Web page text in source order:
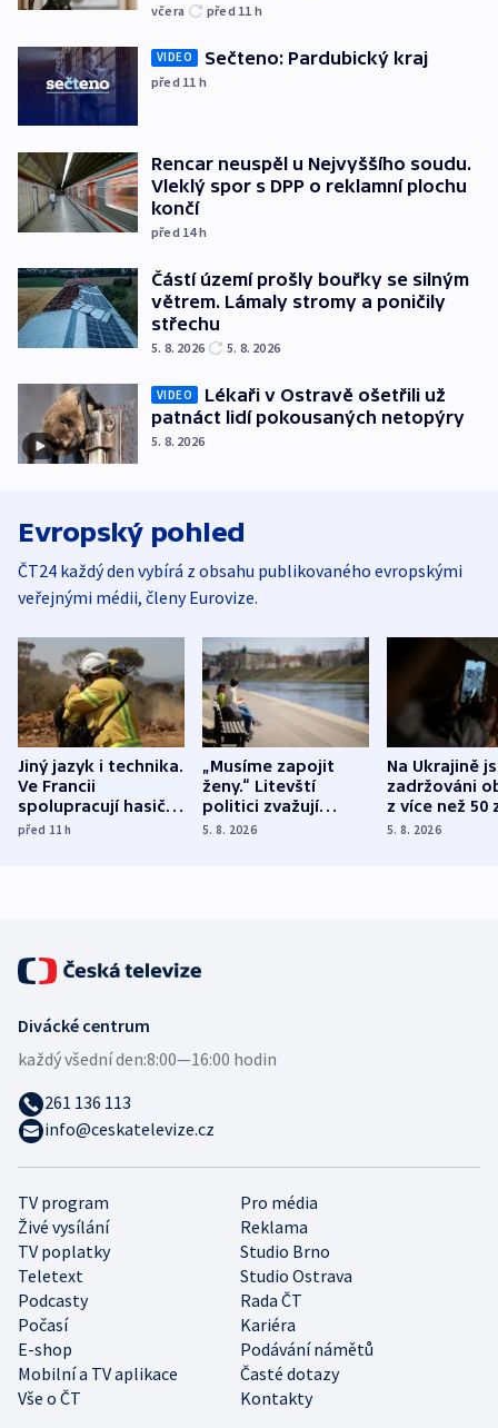
včera před 11 h
VIDEO Sečteno: Pardubický kraj
před 11 h
Rencar neuspěl u Nejvyššího soudu.
Vleklý spor s DPP o reklamní plochu
končí
před 14h
Částí území prošly bouřky se silným
větrem. Lámaly stromy a poničily
střechu
5. 8. 2026 5. 8. 2026
VIDEO
Lékaři v Ostravě ošetřili už
patnáct lidí pokousaných netopýry
5. 8. 2026
Evropský pohled
ČT24 každý den vybírá z obsahu publikovaného evropskými
veřejnými médii, členy Eurovize.
Jiný jazyk i technika.
Ve Francii
spolupracují hasiči z
různých zemí
před 11h
„Musíme zapojit
ženy.“ Litevští
politici zvažují
dohodu o
5. 8. 2026
Na Ukrajině
zadržováni
z více než 50
Bojovali na
5. 8. 2026
TV program
Pro média
Živé vysílání
Reklama
TV poplatky
Studio Brno
Teletext
Studio Ostrava
Podcasty
Rada ČT
Počasí
Kariéra
E-shop
Podávání námětů
Mobilní a TV aplikace
Časté dotazy
Vše o ČT
Kontakty
Divácké centrum
každý všední den:8:00—16:00 hodin
261 136 113
info@ceskatelevize.cz